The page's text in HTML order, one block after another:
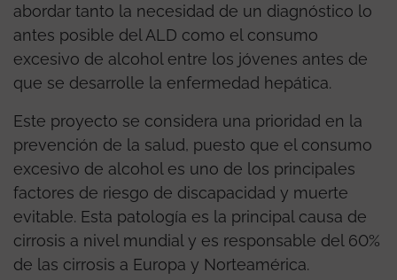
abordar tanto la necesidad de un diagnóstico lo
antes posible del ALD como el consumo
excesivo de alcohol entre los jóvenes antes de
que se desarrolle la enfermedad hepática.
Este proyecto se considera una prioridad en la
prevención de la salud, puesto que el consumo
excesivo de alcohol es uno de los principales
factores de riesgo de discapacidad y muerte
evitable. Esta patología es la principal causa de
cirrosis a nivel mundial y es responsable del 60%
de las cirrosis a Europa y Norteamérica.